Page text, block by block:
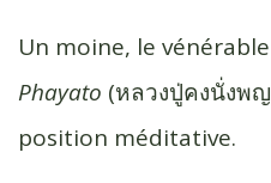
Un moine, le vénérable
Phayato (หลวง​ปู่​คง​นั่ง​พ
position méditative.